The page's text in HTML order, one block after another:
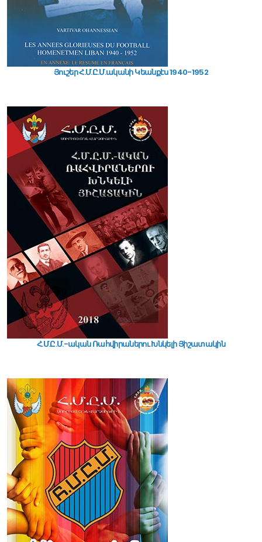
Յուշեր Հ.Մ.Ը.Մ.ականի Կեանքէս 1940-1952
Հ.Մ.Ը.Մ.-ական Ռահվիրաներու Խնկելի Յիշատակին